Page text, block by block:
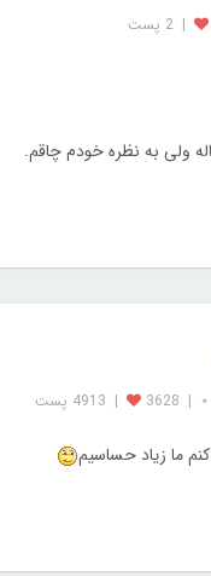
| 2 پست
ولی به نظره خودم چاقم.
|
3628
| 4913 پست
ما زیاد حساسیم